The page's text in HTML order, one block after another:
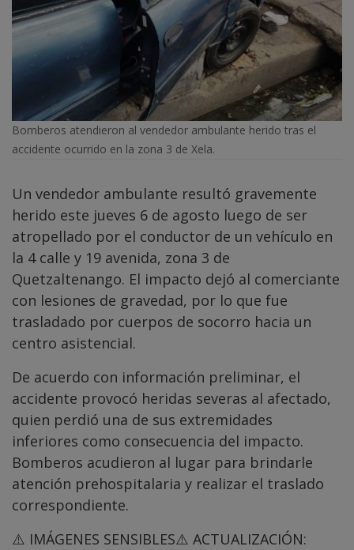
Bomberos atendieron al vendedor ambulante herido tras el
accidente ocurrido en la zona 3 de Xela.
Un vendedor ambulante resultó gravemente
herido este jueves 6 de agosto luego de ser
atropellado por el conductor de un vehículo en
la 4 calle y 19 avenida, zona 3 de
Quetzaltenango. El impacto dejó al comerciante
con lesiones de gravedad, por lo que fue
trasladado por cuerpos de socorro hacia un
centro asistencial.
De acuerdo con información preliminar, el
accidente provocó heridas severas al afectado,
quien perdió una de sus extremidades
inferiores como consecuencia del impacto.
Bomberos acudieron al lugar para brindarle
atención prehospitalaria y realizar el traslado
correspondiente.
⚠️ IMÁGENES SENSIBLES⚠️ ACTUALIZACIÓN: